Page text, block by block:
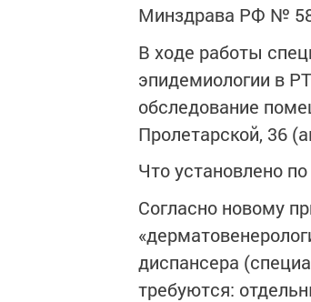
Минздрава РФ №
В ходе работы
эпидемиологии в
обследование
Пролетарской, 36
Что установлено
Согласно новому
диспансера
требуются: